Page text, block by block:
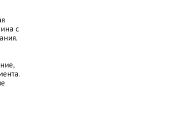
с